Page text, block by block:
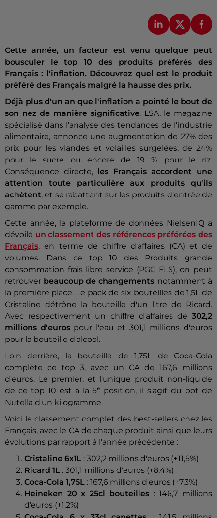
Cette année, un facteur est venu quelque peut
bousculer le top 10 des produits préférés des
Français : l'inflation. Découvrez quel est le produit
préféré des Français malgré la hausse des prix.
Déjà plus d'un an que l'inflation a pointé le bout de
son nez de manière significative. LSA, le magazine
spécialisé dans l'analyse des tendances de l'industrie
alimentaire, annonce une augmentation de 27% des
prix pour les viandes et volailles surgelées, de 24%
pour le sucre ou encore de 19 % pour le riz.
Conséquence directe,
les Français accordent une
attention toute particulière aux produits qu'ils
achètent, et se rabattent sur les produits d'entrée de
gamme par exemple.
Cette année, la plateforme de données NielsenIQ a
dévoilé un classement des références préférées des
Français, en terme de chiffre d'affaires (CA) et de
volumes. Dans ce top 10 des Produits grande
consommation frais libre service (PGC FLS), on peut
retrouver beaucoup de changements, notamment à
la première place. Le pack de six bouteilles de 1,5L de
Cristaline détrône la bouteille d'un litre de Ricard.
Avec respectivement un chiffre d'affaires de 302,2
millions d'eurospour l'eau et 301,1 millions d'euros
pour la bouteille d'alcool.
Loin derrière, la bouteille de 1,75L de Coca-Cola
complète ce top 3, avec un CA de 167,6 millions
d'euros. Le premier, et l'unique produit non-liquide
de ce top 10 est à la 6e position, il s'agit du pot de
Nutella d'un kilogramme.
Voici le classement complet des best-sellers chez les
Français, avec le CA de chaque produit ainsi que leurs
évolutions par rapport à l'année précédente :
Cristaline 6x1L : 302,2 millions d'euros (+11,6%)
Ricard 1L : 301,1 millions d'euros (+8,4%)
Coca-Cola 1,75L : 167,6 millions d'euros (+7,3%)
Heineken 20 x 25cl bouteilles: 146,7 millions
d'euros (+1,2%)